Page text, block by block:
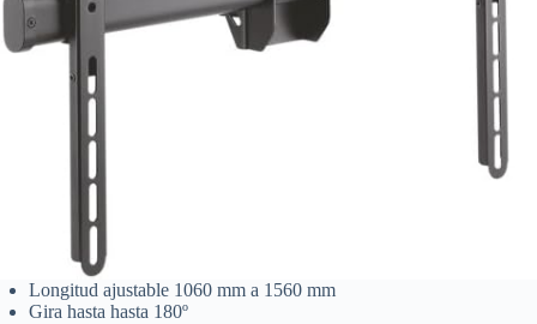
Longitud ajustable 1060 mm a 1560 mm
Gira hasta hasta 180º